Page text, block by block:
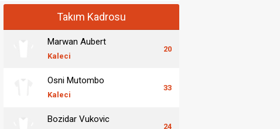
Takım Kadrosu
Marwan Aubert
Kaleci
20
Osni Mutombo
Kaleci
33
Bozidar Vukovic
24